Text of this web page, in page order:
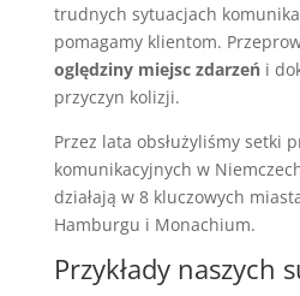
trudnych sytuacjach
pomagamy klientom.
oględziny miejsc zdarzeńi
przyczyn kolizji.
Przez lata obsłużyliśmy setki
komunikacyjnych w
działają w 8 kluczowych
Hamburgu i Monachium.
Przykłady naszych